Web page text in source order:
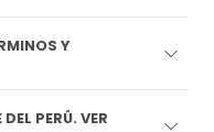
PERÚ. VER